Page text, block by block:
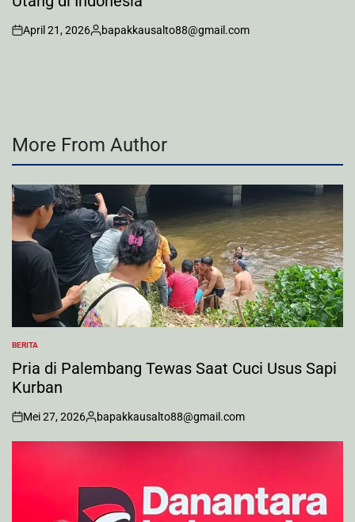
on
April 21, 2026
Posted
bapakkausalto88@gmail.com
More From Author
POSTED
IN
BERITA
Pria di Palembang Tewas Saat Cuci Usus Sapi
Kurban
on
Mei 27, 2026
Posted
by
bapakkausalto88@gmail.com